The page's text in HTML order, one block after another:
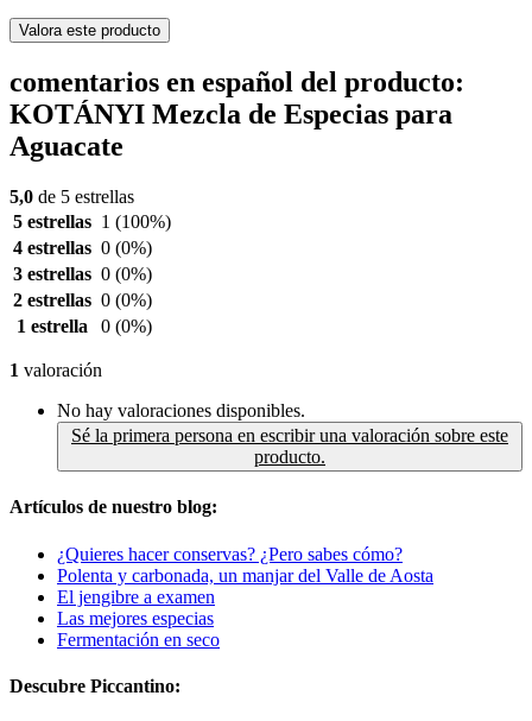
Valora este producto
comentarios en español del producto:
KOTÁNYI Mezcla de Especias para
Aguacate
5,0 de 5 estrellas
5 estrellas 1 (100%)
4 estrellas 0 (0%)
3 estrellas 0 (0%)
2 estrellas 0 (0%)
1 estrella
0 (0%)
1 valoración
No hay valoraciones disponibles.
Sé la primera persona en escribir una valoración sobre este
producto.
Artículos de nuestro blog:
¿Quieres hacer conservas? ¿Pero sabes cómo?
Polenta y carbonada, un manjar del Valle de Aosta
El jengibre a examen
Las mejores especias
Fermentación en seco
Descubre Piccantino: